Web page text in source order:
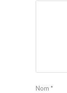
Nom *